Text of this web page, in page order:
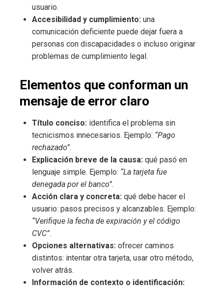
usuario.
Accesibilidad y cumplimiento: una
comunicación deficiente puede dejar fuera a
personas con discapacidades o incluso originar
problemas de cumplimiento legal.
Elementos que conforman un
mensaje de error claro
Título conciso: identifica el problema sin
tecnicismos innecesarios. Ejemplo: “Pago
rechazado”.
Explicación breve de la causa: qué pasó en
lenguaje simple. Ejemplo: “La tarjeta fue
denegada por el banco”.
Acción clara y concreta: qué debe hacer el
usuario: pasos precisos y alcanzables. Ejemplo:
“Verifique la fecha de expiración y el código
CVC”.
Opciones alternativas: ofrecer caminos
distintos: intentar otra tarjeta, usar otro método,
volver atrás.
Información de contexto o identificación: